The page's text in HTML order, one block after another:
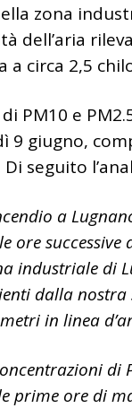
zona
dell’aria
a circa 2,5
PM10 e
9 giugno,
Di seguito
a
ore
industriale di
dalla
in linea
prime ore di